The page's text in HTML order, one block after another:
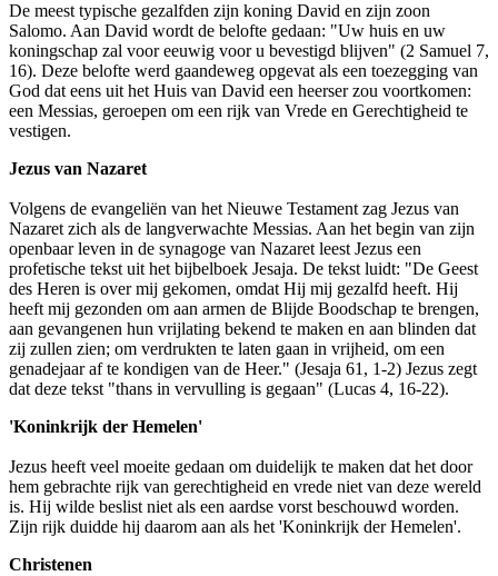
De meest typische gezalfden zijn koning David en zijn zoon
Salomo. Aan David wordt de belofte gedaan: "Uw huis en uw
koningschap zal voor eeuwig voor u bevestigd blijven" (2 Samuel 7,
16). Deze belofte werd gaandeweg opgevat als een toezegging van
God dat eens uit het Huis van David een heerser zou voortkomen:
een Messias, geroepen om een rijk van Vrede en Gerechtigheid te
vestigen.
Jezus van Nazaret
Volgens de evangeliën van het Nieuwe Testament zag Jezus van
Nazaret zich als de langverwachte Messias. Aan het begin van zijn
openbaar leven in de synagoge van Nazaret leest Jezus een
profetische tekst uit het bijbelboek Jesaja. De tekst luidt: "De Geest
des Heren is over mij gekomen, omdat Hij mij gezalfd heeft. Hij
heeft mij gezonden om aan armen de Blijde Boodschap te brengen,
aan gevangenen hun vrijlating bekend te maken en aan blinden dat
zij zullen zien; om verdrukten te laten gaan in vrijheid, om een
genadejaar af te kondigen van de Heer." (Jesaja 61, 1-2) Jezus zegt
dat deze tekst "thans in vervulling is gegaan" (Lucas 4, 16-22).
'Koninkrijk der Hemelen'
Jezus heeft veel moeite gedaan om duidelijk te maken dat het door
hem gebrachte rijk van gerechtigheid en vrede niet van deze wereld
is. Hij wilde beslist niet als een aardse vorst beschouwd worden.
Zijn rijk duidde hij daarom aan als het 'Koninkrijk der Hemelen'.
Christenen